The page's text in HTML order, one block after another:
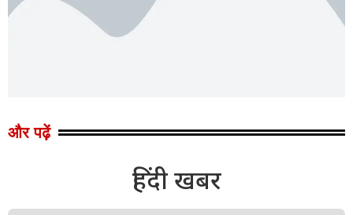
और पढ़ें
हिंदी खबर